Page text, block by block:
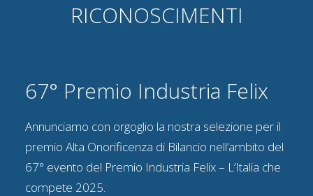
RICONOSCIMENTI
67° Premio Industria Felix
Annunciamo con orgoglio la nostra selezione per il
premio Alta Onorificenza di Bilancio nell’ambito del
67° evento del Premio Industria Felix – L’Italia che
compete 2025.